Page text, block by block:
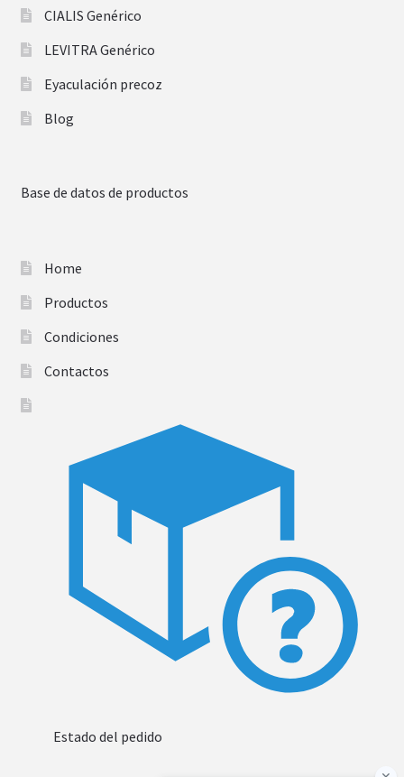
CIALIS Genérico
LEVITRA Genérico
Eyaculación precoz
Blog
Base de datos de productos
Home
Productos
Condiciones
Contactos
Estado del pedido